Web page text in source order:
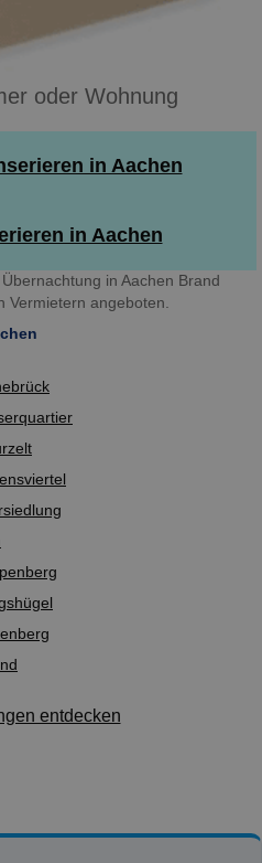
oder Wohnung
in Aachen
in Aachen
in Aachen Brand
Vermietern angeboten.
entdecken